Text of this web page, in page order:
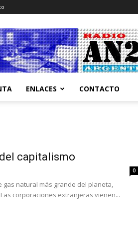
ENLACES CONTACTO
capitalismo
0
gas natural más grande del planeta,
corporaciones extranjeras vienen...